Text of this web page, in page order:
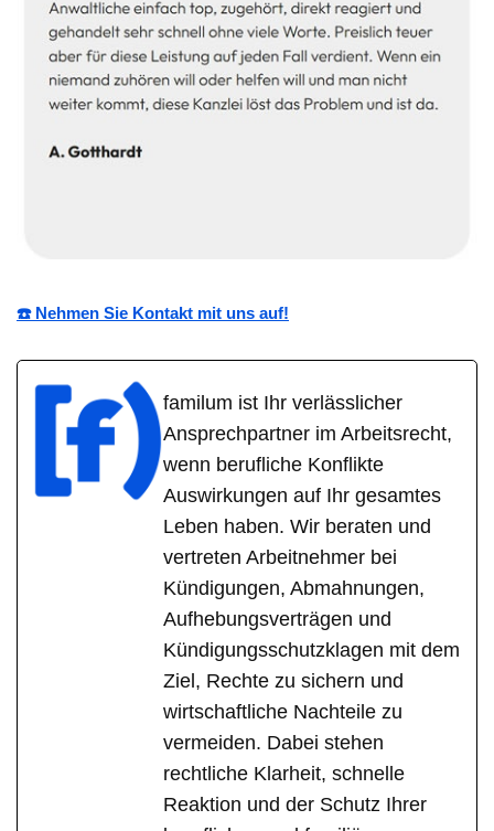
☎️ Nehmen Sie Kontakt mit uns auf!
familum ist Ihr verlässlicher
Ansprechpartner im Arbeitsrecht,
wenn berufliche Konflikte
Auswirkungen auf Ihr gesamtes
Leben haben. Wir beraten und
vertreten Arbeitnehmer bei
Kündigungen, Abmahnungen,
Aufhebungsverträgen und
Kündigungsschutzklagen mit dem
Ziel, Rechte zu sichern und
wirtschaftliche Nachteile zu
vermeiden. Dabei stehen
rechtliche Klarheit, schnelle
Reaktion und der Schutz Ihrer